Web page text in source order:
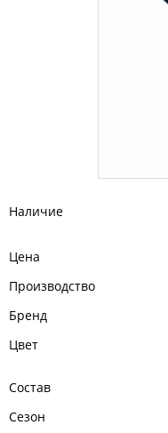
Наличие
Цена
Производство
Бренд
Цвет
Состав
Сезон